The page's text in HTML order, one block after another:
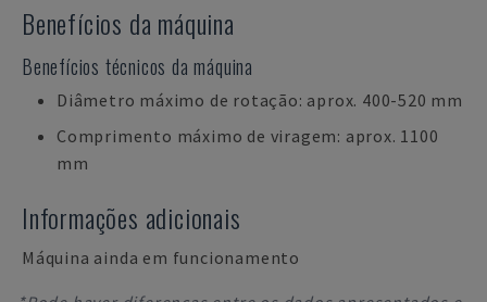
Benefícios da máquina
Benefícios técnicos da máquina
Diâmetro máximo de rotação: aprox. 400-520 mm
Comprimento máximo de viragem: aprox. 1100
mm
Informações adicionais
Máquina ainda em funcionamento